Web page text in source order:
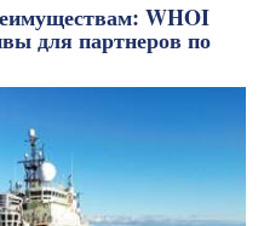
WHOI
для партнеров по